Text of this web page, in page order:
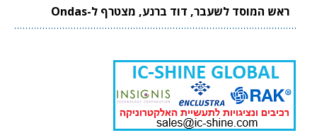
ראש המוסד לשעבר, דוד ברנע, מצטרף ל-Ondas